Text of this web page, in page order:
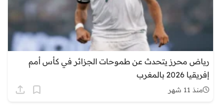
رياض محرز يتحدث عن طموحات الجزائر في كأس أمم
إفريقيا 2026 بالمغرب
منذ 11 شهر